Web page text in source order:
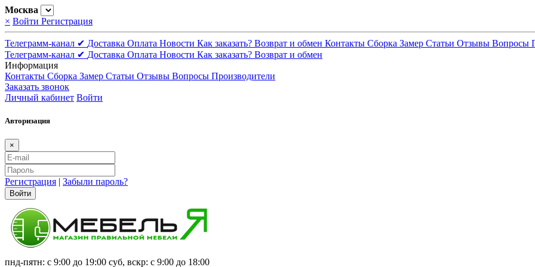
Москва
× Войти Регистрация
Телеграмм-канал ✔ Доставка Оплата Новости Как заказать? Возврат и обмен Контакты Сборка Замер Статьи Отзывы Вопросы
Телеграмм-канал ✔ Доставка Оплата Новости Как заказать? Возврат и обмен
Информация
Контакты Сборка Замер Статьи Отзывы Вопросы Производители
Заказать звонок
Личный кабинет Войти
Авторизация
×
Регистрация | Забыли пароль?
Войти
пнд-пятн: с 9:00 до 19:00 суб, вскр: с 9:00 до 18:00